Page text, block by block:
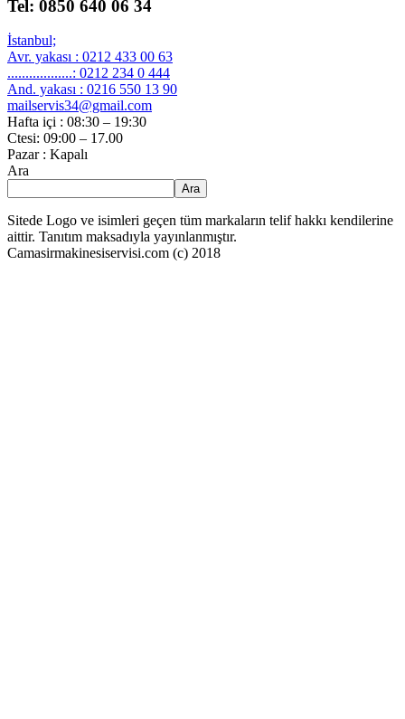
Tel: 0850 640 06 34
İstanbul;
Avr. yakası : 0212 433 00 63
..................: 0212 234 0 444
And. yakası : 0216 550 13 90
mailservis34@gmail.com
Hafta içi : 08:30 – 19:30
Ctesi: 09:00 – 17.00
Pazar : Kapalı
Ara
Ara
Sitede Logo ve isimleri geçen tüm markaların telif hakkı kendilerine
aittir. Tanıtım maksadıyla yayınlanmıştır.
Camasirmakinesiservisi.com (c) 2018